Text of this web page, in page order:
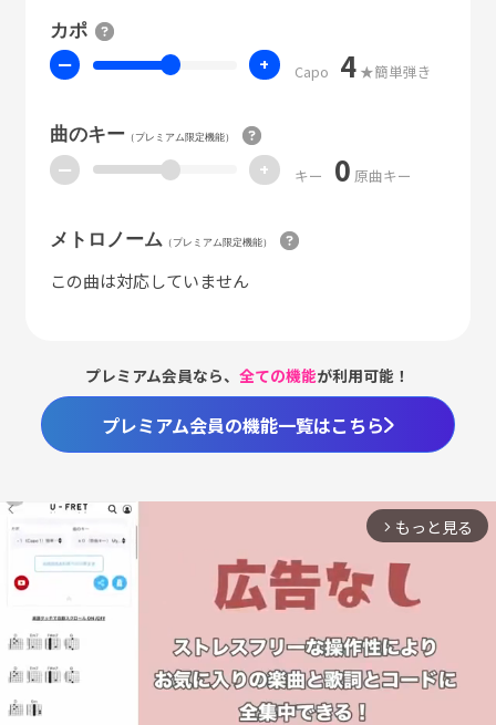
カポ
ー + Capo 4 ★簡単弾き
曲のキー（プレミアム限定機能）
ー + キー 0 原曲キー
メトロノーム （プレミアム限定機能）
この曲は対応していません
プレミアム会員なら、全ての機能が利用可能！
プレミアム会員の機能一覧はこちら
arrow_forward_ios もっと見る